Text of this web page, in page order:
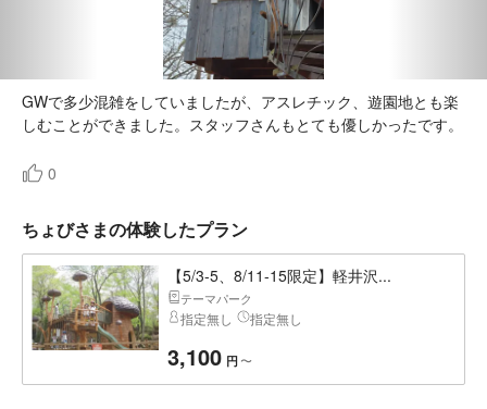
GWで多少混雑をしていましたが、アスレチック、遊園地とも楽
しむことができました。スタッフさんもとても優しかったです。
0
ちょびさまの体験したプラン
【5/3-5、8/11-15限定】軽井沢...
テーマパーク
指定無し 指定無し
3,100 円 〜